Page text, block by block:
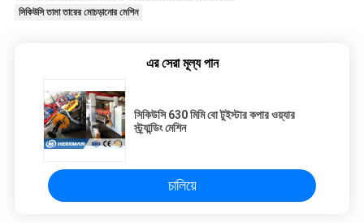
সিকিউসি তামা তারের মোচড়ানোর মেশিন
এর সেরা মূল্য পান
সিকিউসি 630 মিমি বো টুইস্টার কপার ওয়্যার
স্ট্র্যান্ডিং মেশিন
চালিয়ে